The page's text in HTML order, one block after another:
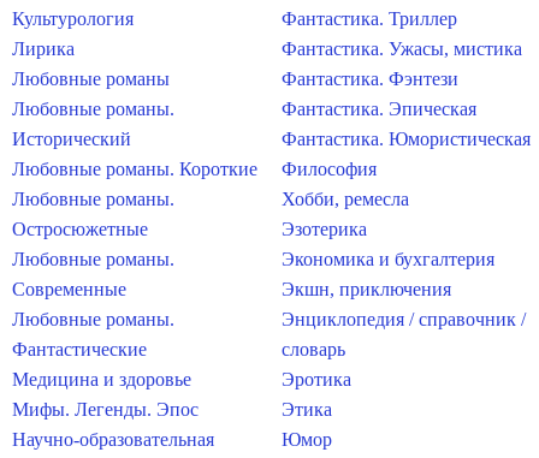
Культурология
Лирика
Любовные романы
Любовные романы.
Исторический
Любовные романы. Короткие
Любовные романы.
Остросюжетные
Любовные романы.
Современные
Любовные романы.
Фантастические
Медицина и здоровье
Мифы. Легенды. Эпос
Научно-образовательная
Фантастика. Триллер
Фантастика. Ужасы, мистика
Фантастика. Фэнтези
Фантастика. Эпическая
Фантастика. Юмористическая
Философия
Хобби, ремесла
Эзотерика
Экономика и бухгалтерия
Экшн, приключения
Энциклопедия / справочник /
словарь
Эротика
Этика
Юмор